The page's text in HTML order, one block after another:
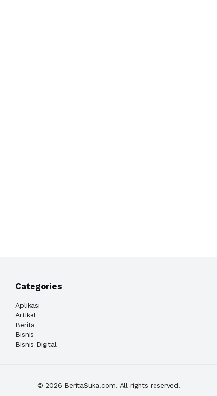
Categories
Aplikasi
Artikel
Berita
Bisnis
Bisnis Digital
© 2026 BeritaSuka.com. All rights reserved.